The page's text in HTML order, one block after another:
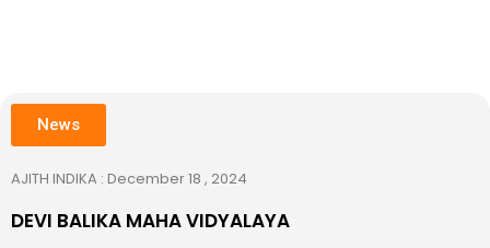
News
AJITH INDIKA : December 18 , 2024
DEVI BALIKA MAHA VIDYALAYA